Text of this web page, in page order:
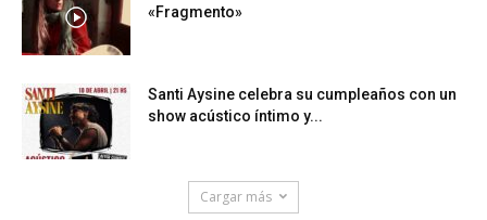
«Fragmento»
Santi Aysine celebra su cumpleaños con un
show acústico íntimo y...
Cargar más